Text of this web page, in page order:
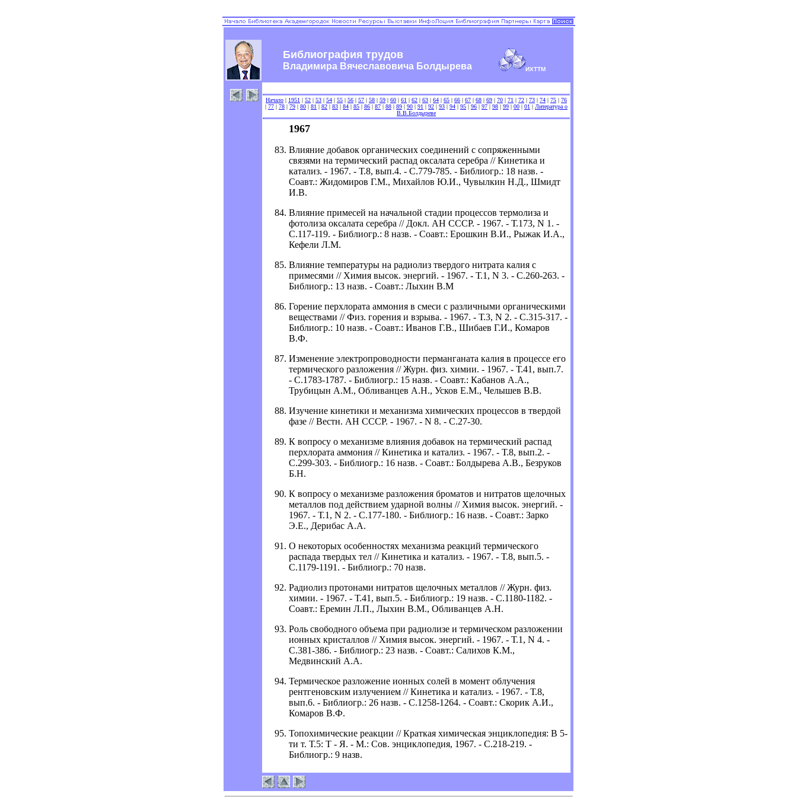
Библиография трудов
Владимира Вячеславовича Болдырева ИХТТМ
Начало | 1951 | 52 | 53 | 54 | 55 | 56 | 57 | 58 | 59 | 60 | 61 | 62 | 63 | 64 | 65 | 66 | 67 | 68 | 69 | 70 | 71 | 72 | 73 | 74 | 75 | 76
| 77 | 78 | 79 | 80 | 81 | 82 | 83 | 84 | 85 | 86 | 87 | 88 | 89 | 90 | 91 | 92 | 93 | 94 | 95 | 96 | 97 | 98 | 99 | 00 | 01 | Литература о
В.В.Болдыреве
1967
Влияние добавок органических соединений с сопряженными
связями на термический распад оксалата серебра // Кинетика и
катализ. - 1967. - Т.8, вып.4. - С.779-785. - Библиогр.: 18 назв. -
Соавт.: Жидомиров Г.М., Михайлов Ю.И., Чувылкин Н.Д., Шмидт
И.В.
Влияние примесей на начальной стадии процессов термолиза и
фотолиза оксалата серебра // Докл. АН СССР. - 1967. - Т.173, N 1. -
С.117-119. - Библиогр.: 8 назв. - Соавт.: Ерошкин В.И., Рыжак И.А.,
Кефели Л.М.
Влияние температуры на радиолиз твердого нитрата калия с
примесями // Химия высок. энергий. - 1967. - Т.1, N 3. - С.260-263. -
Библиогр.: 13 назв. - Соавт.: Лыхин В.М
Горение перхлората аммония в смеси с различными органическими
веществами // Физ. горения и взрыва. - 1967. - Т.3, N 2. - С.315-317. -
Библиогр.: 10 назв. - Соавт.: Иванов Г.В., Шибаев Г.И., Комаров
В.Ф.
Изменение электропроводности перманганата калия в процессе его
термического разложения // Журн. физ. химии. - 1967. - Т.41, вып.7.
- С.1783-1787. - Библиогр.: 15 назв. - Соавт.: Кабанов А.А.,
Трубицын А.М., Обливанцев А.Н., Усков Е.М., Челышев В.В.
Изучение кинетики и механизма химических процессов в твердой
фазе // Вестн. АН СССР. - 1967. - N 8. - С.27-30.
К вопросу о механизме влияния добавок на термический распад
перхлората аммония // Кинетика и катализ. - 1967. - Т.8, вып.2. -
С.299-303. - Библиогр.: 16 назв. - Соавт.: Болдырева А.В., Безруков
Б.Н.
К вопросу о механизме разложения броматов и нитратов щелочных
металлов под действием ударной волны // Химия высок. энергий. -
1967. - Т.1, N 2. - С.177-180. - Библиогр.: 16 назв. - Соавт.: Зарко
Э.Е., Дерибас А.А.
О некоторых особенностях механизма реакций термического
распада твердых тел // Кинетика и катализ. - 1967. - Т.8, вып.5. -
С.1179-1191. - Библиогр.: 70 назв.
Радиолиз протонами нитратов щелочных металлов // Журн. физ.
химии. - 1967. - Т.41, вып.5. - Библиогр.: 19 назв. - С.1180-1182. -
Соавт.: Еремин Л.П., Лыхин В.М., Обливанцев А.Н.
Роль свободного объема при радиолизе и термическом разложении
ионных кристаллов // Химия высок. энергий. - 1967. - Т.1, N 4. -
С.381-386. - Библиогр.: 23 назв. - Соавт.: Салихов К.М.,
Медвинский А.А.
Термическое разложение ионных солей в момент облучения
рентгеновским излучением // Кинетика и катализ. - 1967. - Т.8,
вып.6. - Библиогр.: 26 назв. - С.1258-1264. - Соавт.: Скорик А.И.,
Комаров В.Ф.
Топохимические реакции // Краткая химическая энциклопедия: В 5-
ти т. Т.5: Т - Я. - М.: Сов. энциклопедия, 1967. - С.218-219. -
Библиогр.: 9 назв.